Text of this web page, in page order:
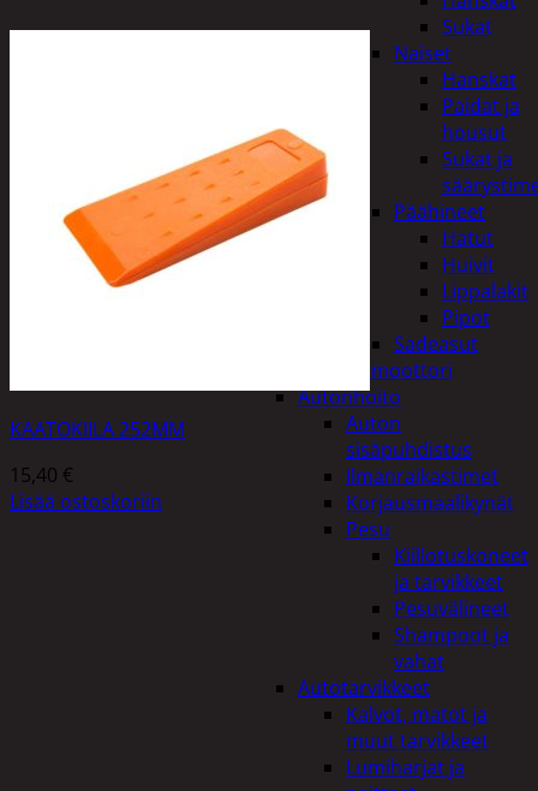
Sukat
Naiset
Hanskat
Paidat ja
housut
Sukat ja
Päähineet
Hatut
Huivit
Lippalakit
Pipot
Sadeasut
Auto, vene ja moottori
Autonhoito
Auton
sisäpuhdistus
Ilmanraikastimet
Korjausmaalikynät
Pesu
Kiillotuskoneet
ja tarvikkeet
Pesuvälineet
Shampoot ja
vahat
Autotarvikkeet
Kalvot, matot ja
muut tarvikkeet
Lumiharjat ja
KAATOKIILA 252MM
15,40 €
Lisää ostoskoriin